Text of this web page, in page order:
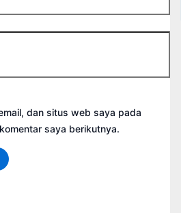
dan situs web saya pada
saya berikutnya.